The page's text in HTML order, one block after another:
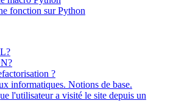
fonction sur Python
?
informatiques. Notions de base.
l'utilisateur a visité le site depuis un